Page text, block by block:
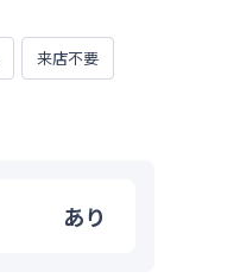
来店不要
あり